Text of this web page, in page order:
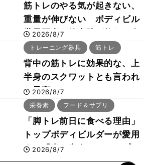
筋トレのやる気が起きない、
重量が伸びない ボディビル
世界王者・鈴木雅が教える食
事・睡眠・呼吸の整え方
2026/8/7
トレーニング器具 筋トレ
背中の筋トレに効果的な、上
半身のスクワットとも言われ
た最高マシン“ノーチラス・
プルオーバーマシン”とは？
2026/8/7
栄養素 フード＆サプリ
「脚トレ前日に食べる理由」
トップボディビルダーが愛用
する「米＋牛肉」のシンプル
回復メシとは？
2026/8/7